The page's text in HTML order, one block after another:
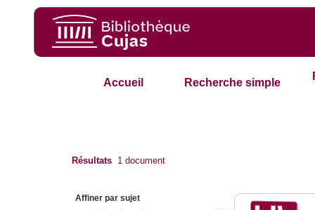
Accueil Recherche simple
Résultats 1 document
Affiner par sujet